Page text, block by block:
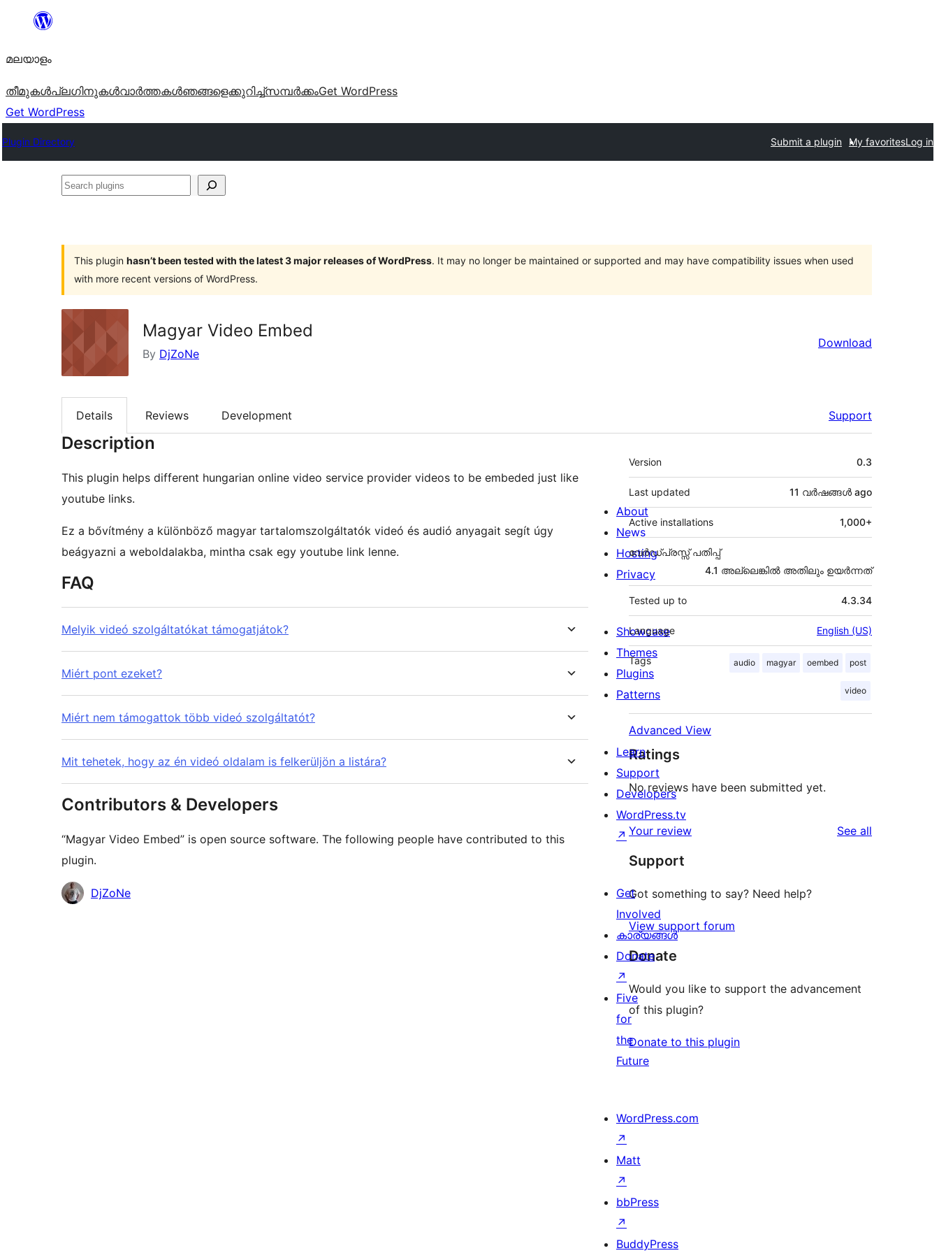
ഉള്ളടക്കത്തിലേക്ക്
മലയാളം
തീമുകൾപ്ലഗിനുകൾവാര്‍ത്തകള്‍ഞങ്ങളെക്കുറിച്ച്സമ്പര്‍ക്കംGet WordPress
Get WordPress
Plugin Directory Submit a plugin My favoritesLog in
Search
This plugin hasn’t been tested with the latest 3 major releases of WordPress. It may no longer be maintained or supported and may have compatibility issues when used
with more recent versions of WordPress.
Magyar Video Embed
By DjZoNe
Download
Details Reviews Development Support
Description
This plugin helps different hungarian online video service provider videos to be embeded just like
youtube links.
Ez a bővítmény a különböző magyar tartalomszolgáltatók videó és audió anyagait segít úgy
beágyazni a weboldalakba, mintha csak egy youtube link lenne.
FAQ
Melyik videó szolgáltatókat támogatjátok?
Miért pont ezeket?
Miért nem támogattok több videó szolgáltatót?
Mit tehetek, hogy az én videó oldalam is felkerüljön a listára?
Contributors & Developers
“Magyar Video Embed” is open source software. The following people have contributed to this
plugin.
Contributors
DjZoNe
Meta
Version 0.3
Last updated 11 വര്‍ഷങ്ങള്‍ ago
Active installations 1,000+
വേർഡ്പ്രസ്സ് പതിപ്പ്
4.1 അല്ലെങ്കില്‍ അതിലും ഉയര്‍ന്നത്
Tested up to 4.3.34
Language English (US)
Tags audio magyar oembed post
video
Advanced View
Ratings
No reviews have been submitted yet.
Your review See all
Support
Got something to say? Need help?
View support forum
Donate
Would you like to support the advancement
of this plugin?
Donate to this plugin
About
News
Hosting
Privacy
Showcase
Themes
Plugins
Patterns
Learn
Support
Developers
WordPress.tv
↗
Get
Involved
കാര്യങ്ങള്‍
Donate
↗
Five
for
the
Future
WordPress.com
↗
Matt
↗
bbPress
↗
BuddyPress